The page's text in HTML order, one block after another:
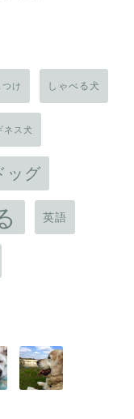
つけ しゃべる犬
ネス犬
ッグ
英語